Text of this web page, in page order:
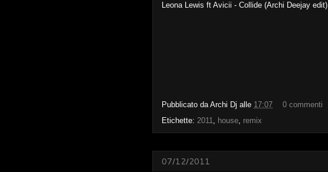
Leona Lewis ft Avicii - Collide (Archi Deejay edit)
Pubblicato daArchi Dj alle 17:07
0 commenti
Etichette: 2011, house, remix
07/12/2011